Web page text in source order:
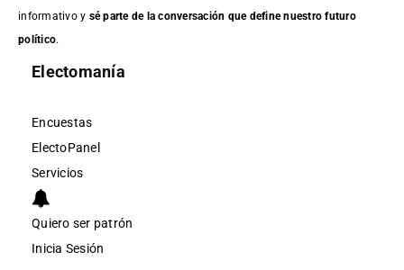
informativo y sé parte de la conversación que define nuestro futuro
político.
Electomanía
Encuestas
ElectoPanel
Servicios
Quiero ser patrón
Inicia Sesión